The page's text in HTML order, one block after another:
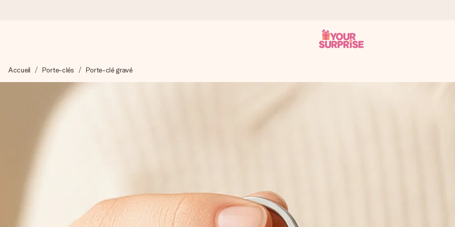
Nous préparons votre cadeau avec attention et l’envoyons en un éclair – pour que vous puissiez l’offrir au bon moment, quand
4,2 (sur la base de +15 000 avis)
Créez quelque chose d’unique en quelques étapes – avec son prénom, votre photo ou un message qui touche le cœur. Sans
Accueil Porte-clés Porte-clé gravé